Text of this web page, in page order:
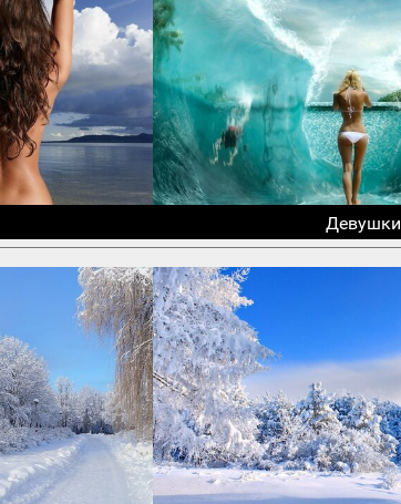
Девушки